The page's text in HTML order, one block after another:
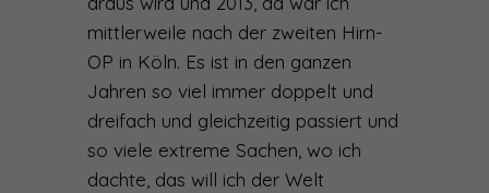
mittlerweile nach der zweiten Hirn-
OP in Köln. Es ist in den ganzen
Jahren so viel immer doppelt und
dreifach und gleichzeitig passiert und
so viele extreme Sachen, wo ich
dachte, das will ich der Welt